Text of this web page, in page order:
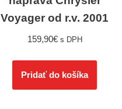
Voyager od r.v. 2001
159,90€ s DPH
Pridať do košíka